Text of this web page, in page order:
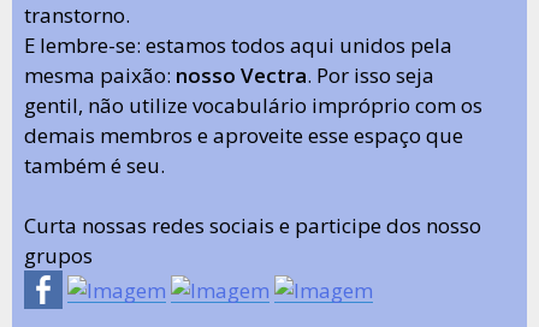
transtorno.
E lembre-se: estamos todos aqui unidos pela
mesma paixão: nosso Vectra. Por isso seja
gentil, não utilize vocabulário impróprio com os
demais membros e aproveite esse espaço que
também é seu.
Curta nossas redes sociais e participe dos nosso
grupos